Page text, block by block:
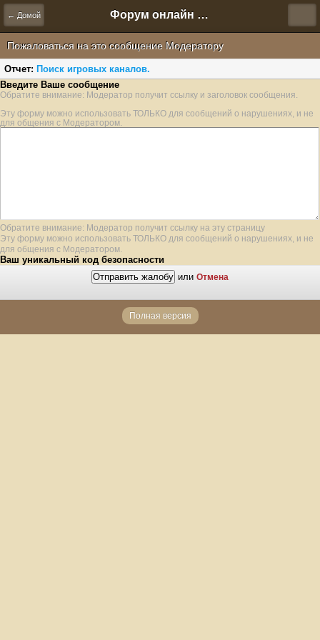
← Домой Форум онлайн игры "Новая Эра" (Нюра Биз)
Пожаловаться на это сообщение Модератору
Отчет: Поиск игровых каналов.
Введите Ваше сообщение
Обратите внимание: Модератор получит ссылку и заголовок сообщения.
Эту форму можно использовать ТОЛЬКО для сообщений о нарушениях, и не
для общения с Модератором.
Обратите внимание: Модератор получит ссылку на эту страницу
Эту форму можно использовать ТОЛЬКО для сообщений о нарушениях, и не
для общения с Модератором.
Ваш уникальный код безопасности
или Отмена
Полная версия